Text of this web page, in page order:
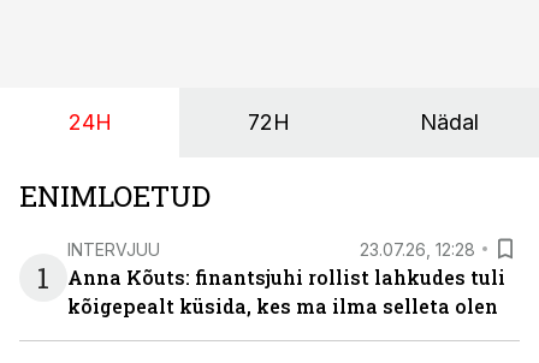
24H 72H Nädal
ENIMLOETUD
1
INTERVJUU 23.07.26, 12:28
Anna Kõuts: finantsjuhi rollist lahkudes tuli
kõigepealt küsida, kes ma ilma selleta olen